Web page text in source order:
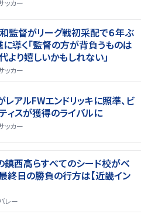
ッカー
監督がリーグ戦初采配で６年ぶ
導く「監督の方が背負うものは
より嬉しいかもしれない」
ッカー
レアルFWエンドリッキに照準、ビ
ィスが獲得のライバルに
ッカー
西高らすべてのシード校がベ
終日の勝負の行方は【近畿イン
レー